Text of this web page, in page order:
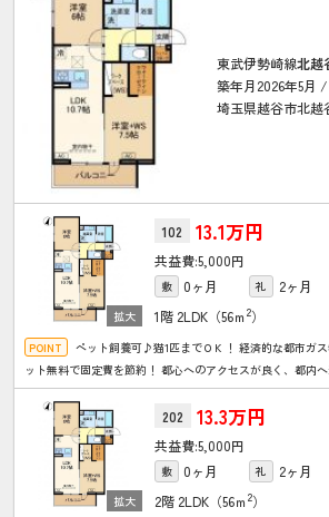
東武伊勢崎線北越
築年月2026年5月
埼玉県越谷市北越
102 13.1万円
5,000円
敷 0ヶ月 礼
2ヶ月
1階 2LDK（56ｍ 2）
ペット飼養可♪猫1匹までＯＫ！ 経済的な都市ガ
ット無料で固定費を節約！ 都心へのアクセスが良く、都内へ
にも人気のエリア！ ワークスペースがあり、リモートワー
202 13.3万円
5,000円
敷 0ヶ月 礼
2ヶ月
2階 2LDK（56ｍ 2）